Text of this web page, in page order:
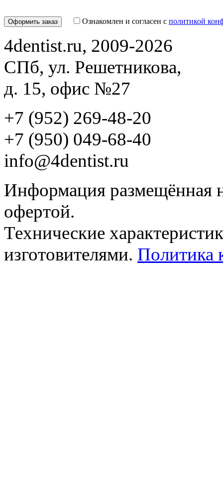
Ознакомлен и согласен с политикой
4dentist.ru, 2009-2026
СПб, ул. Решетникова,
д. 15, офис №27
+7 (952) 269-48-20
‪+7 (950) 049-68-40
info@4dentist.ru
Информация размещённая
офертой.
Технические
изготовителями. Политика